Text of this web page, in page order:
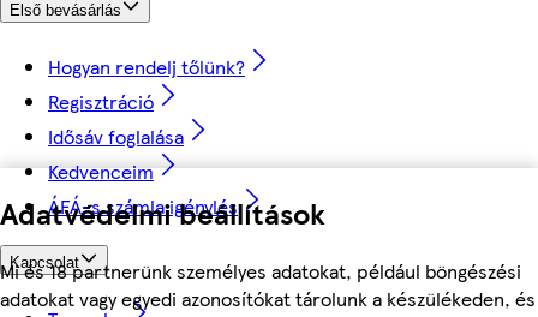
Adatvédelmi beállítások
Mi és 18 partnerünk személyes adatokat, például böngészési
adatokat vagy egyedi azonosítókat tárolunk a készülékeden, és
Első bevásárlás
Hogyan rendelj tőlünk?
Regisztráció
Idősáv foglalása
Kedvenceim
ÁFÁ-s számla igénylés
Kapcsolat